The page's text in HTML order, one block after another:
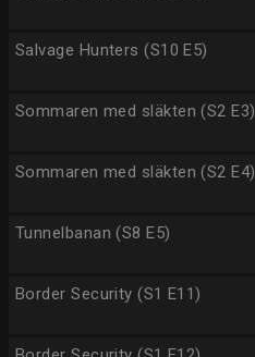
Salvage Hunters (S10 E5)
Sommaren med släkten (S2 E3)
Sommaren med släkten (S2 E4)
Tunnelbanan (S8 E5)
Border Security (S1 E11)